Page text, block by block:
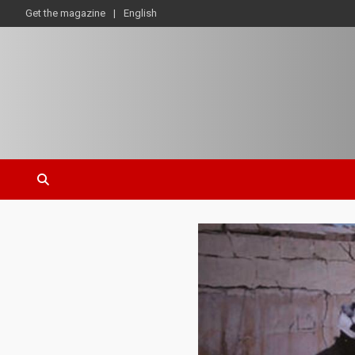
English
Get the magazine